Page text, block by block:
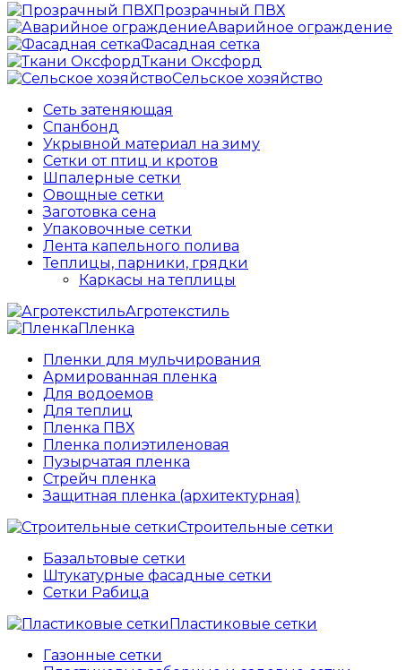
Прозрачный ПВХ
Аварийное ограждение
Фасадная сетка
Ткани Оксфорд
Сельское хозяйство
Сеть затеняющая
Спанбонд
Укрывной материал на зиму
Сетки от птиц и кротов
Шпалерные сетки
Овощные сетки
Заготовка сена
Упаковочные сетки
Лента капельного полива
Теплицы, парники, грядки
Каркасы на теплицы
Агротекстиль
Пленка
Пленки для мульчирования
Армированная пленка
Для водоемов
Для теплиц
Пленка ПВХ
Пленка полиэтиленовая
Пузырчатая пленка
Cтрейч пленка
Защитная пленка (архитектурная)
Строительные сетки
Базальтовые сетки
Штукатурные фасадные сетки
Сетки Рабица
Пластиковые сетки
Газонные сетки